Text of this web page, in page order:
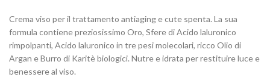
Crema viso per il trattamento antiaging e cute spenta. La sua
formula contiene preziosissimo Oro, Sfere di Acido laluronico
rimpolpanti, Acido laluronico in tre pesi molecolari, ricco Olio di
Argan e Burro di Karitè biologici. Nutre e idrata per restituire luce e
benessere al viso.